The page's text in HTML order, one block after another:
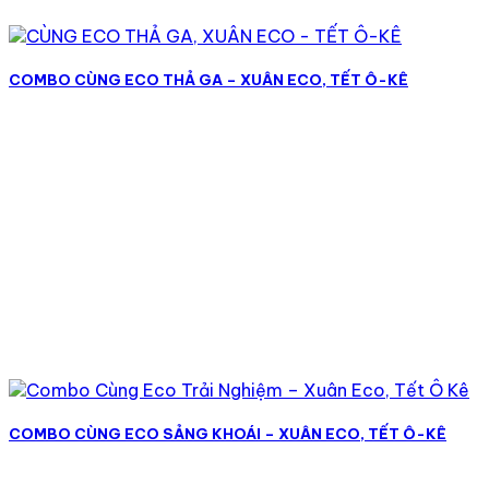
COMBO CÙNG ECO THẢ GA – XUÂN ECO, TẾT Ô-KÊ
COMBO CÙNG ECO SẢNG KHOÁI – XUÂN ECO, TẾT Ô-KÊ